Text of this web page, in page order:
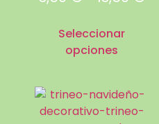
Seleccionar
opciones